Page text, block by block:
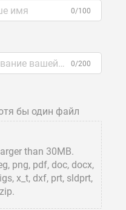
0/100
0/200
бы один файл
than 30MB.
png, pdf, doc, docx,
x_t, dxf, prt, sldprt,